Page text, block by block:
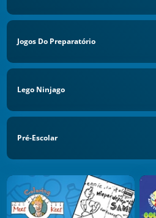
Jogos Do Preparatório
Lego Ninjago
Pré-Escolar